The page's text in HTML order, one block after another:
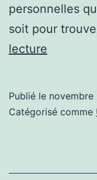
personnelles
soit pour
lecture
gens
Publié le
Catégorisé comme